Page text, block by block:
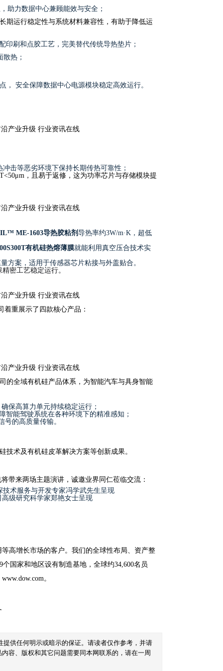
助力数据中心兼顾能效与安全；
期运行稳定性与系统材料兼容性，有助于降低运
印刷和点胶工艺，完美替代传统导热垫片 ；
热；
， 安全保障数据中心电源模块稳定高效运行。
击等恶劣环境下保持长期传热可靠性；
，且易于返修，这为功率芯片与存储模块提
ME-1603导热胶粘剂 导热率约3W/m·K，超低
有机硅热熔薄膜就能利用真空压合技术实
方案，适用于传感器芯片粘接与外盖贴合。
密工艺稳定运行。
重展示了四款核心产品：
的全域有机硅产品体系，为智能汽车与具身智能
保高算力单元持续稳定运行；
能驾驶系统在各种环境下的精准感知；
的高质量传输。
术及有机硅皮革解决方案等创新成果。
带来两场主题演讲，诚邀业界同仁莅临交流：
术服务与开发专家冯学武先生呈现
级研究科学家郑艳女士呈现
高增长市场的客户。我们的全球性布局、资产整
国家和地区设有制造基地，全球约34,600名员
。
供任何明示或暗示的保证。请读者仅作参考，并请
容、版权和其它问题需要同本网联系的，请在一周